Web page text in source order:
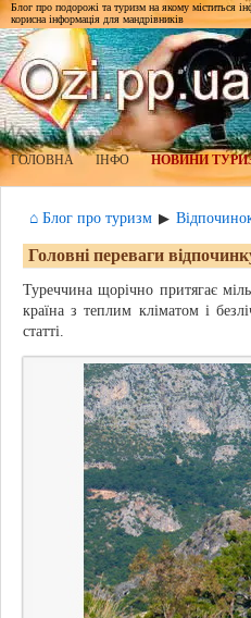
Блог про подорожі та туризм на якому міститься
корисна інформація для мандрівників
ГОЛОВНА ІНФО НОВИНИ
⌂ Блог про туризм ▶
Головні переваги
Туреччина щорічно притягає
країна з теплим кліматом і
статті.